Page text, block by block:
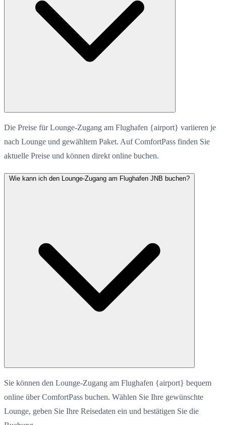
Die Preise für Lounge-Zugang am Flughafen {airport} variieren je
nach Lounge und gewähltem Paket. Auf ComfortPass finden Sie
aktuelle Preise und können direkt online buchen.
Wie kann ich den Lounge-Zugang am Flughafen JNB buchen?
Sie können den Lounge-Zugang am Flughafen {airport} bequem
online über ComfortPass buchen. Wählen Sie Ihre gewünschte
Lounge, geben Sie Ihre Reisedaten ein und bestätigen Sie die